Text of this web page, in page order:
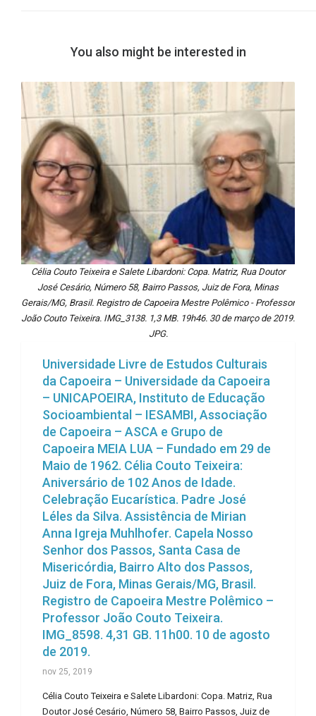
You also might be interested in
Célia Couto Teixeira e Salete Libardoni: Copa. Matriz, Rua Doutor
José Cesário, Número 58, Bairro Passos, Juiz de Fora, Minas
Gerais/MG, Brasil. Registro de Capoeira Mestre Polêmico - Professor
João Couto Teixeira. IMG_3138. 1,3 MB. 19h46. 30 de março de 2019.
JPG.
Universidade Livre de Estudos Culturais
da Capoeira – Universidade da Capoeira
– UNICAPOEIRA, Instituto de Educação
Socioambiental – IESAMBI, Associação
de Capoeira – ASCA e Grupo de
Capoeira MEIA LUA – Fundado em 29 de
Maio de 1962. Célia Couto Teixeira:
Aniversário de 102 Anos de Idade.
Celebração Eucarística. Padre José
Léles da Silva. Assistência de Mirian
Anna Igreja Muhlhofer. Capela Nosso
Senhor dos Passos, Santa Casa de
Misericórdia, Bairro Alto dos Passos,
Juiz de Fora, Minas Gerais/MG, Brasil.
Registro de Capoeira Mestre Polêmico –
Professor João Couto Teixeira.
IMG_8598. 4,31 GB. 11h00. 10 de agosto
de 2019.
nov 25, 2019
Célia Couto Teixeira e Salete Libardoni: Copa. Matriz, Rua
Doutor José Cesário, Número 58, Bairro Passos, Juiz de